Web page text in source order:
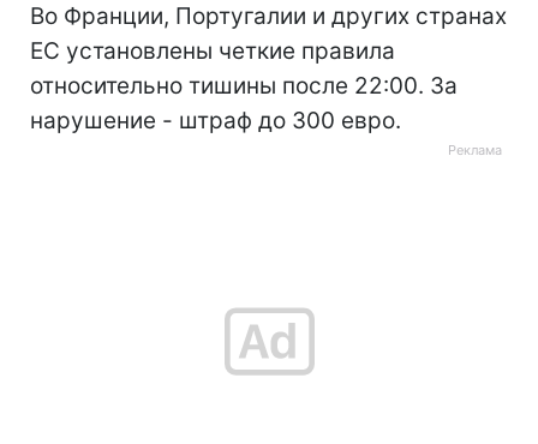
Во Франции, Португалии и других странах
ЕС установлены четкие правила
относительно тишины после 22:00. За
нарушение - штраф до 300 евро.